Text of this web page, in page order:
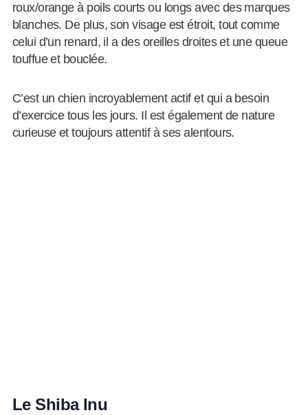
roux/orange à poils courts ou longs avec des marques
blanches. De plus, son visage est étroit, tout comme
celui d’un renard, il a des oreilles droites et une queue
touffue et bouclée.
C’est un chien incroyablement actif et qui a besoin
d’exercice tous les jours. Il est également de nature
curieuse et toujours attentif à ses alentours.
Le Shiba Inu